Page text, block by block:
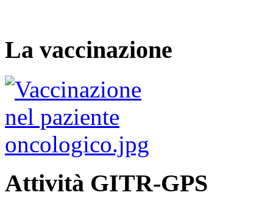
La vaccinazione
Attività GITR-GPS